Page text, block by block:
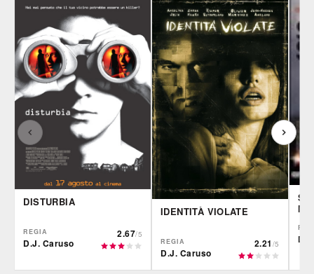
DISTURBIA
REGIA
D.J. Caruso
2.67/5
IDENTITÀ VIOLATE
REGIA
D.J. Caruso
2.21 /5